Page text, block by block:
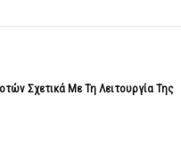
Σχετικά Με Τη Λειτουργία Της